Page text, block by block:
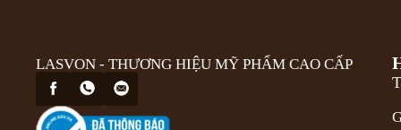
LASVON - THƯƠNG HIỆU MỸ PHẨM CAO CẤP